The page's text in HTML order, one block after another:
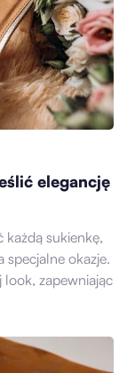
elegancję
sukienkę,
specjalne okazje.
look, zapewniając